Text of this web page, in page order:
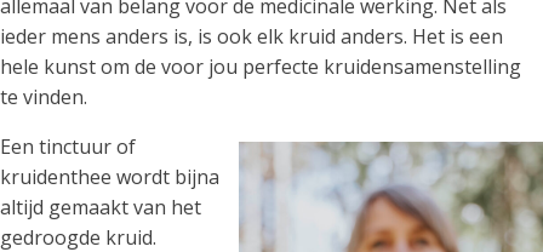
allemaal van belang voor de medicinale werking. Net als
ieder mens anders is, is ook elk kruid anders. Het is een
hele kunst om de voor jou perfecte kruidensamenstelling
te vinden.
Een tinctuur of
kruidenthee wordt bijna
altijd gemaakt van het
gedroogde kruid.